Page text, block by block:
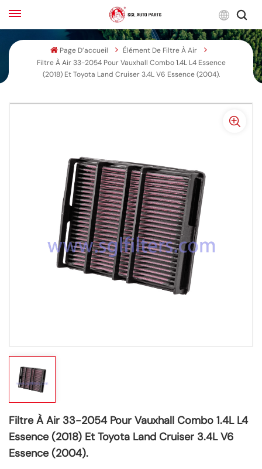
English
Français
español
한국어
Page D’accueil
Élément De Filtre À Air
Filtre À Air 33-2054 Pour Vauxhall Combo 1.4L L4 Essence
(2018) Et Toyota Land Cruiser 3.4L V6 Essence (2004).
Filtre À Air 33-2054 Pour Vauxhall Combo 1.4L L4
Essence (2018) Et Toyota Land Cruiser 3.4L V6
Essence (2004).